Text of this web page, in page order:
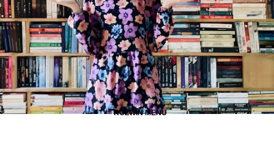
≡ ROZWIŃ MENU